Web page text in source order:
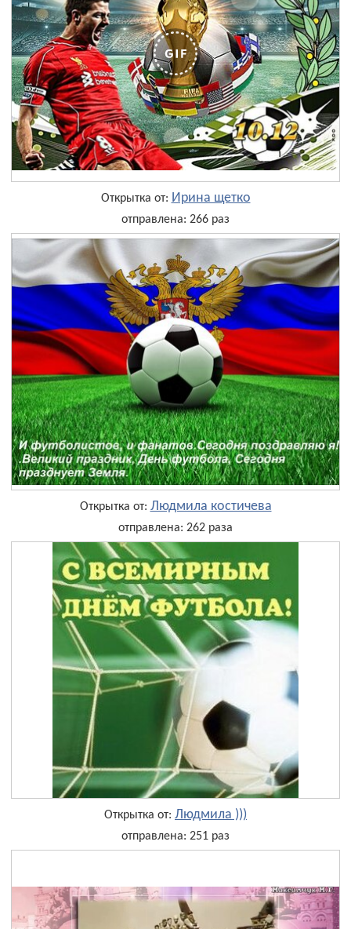
Открытка от: Ирина щетко
отправлена: 266 раз
Открытка от: Людмила костичева
отправлена: 262 раза
Открытка от: Людмила )))
отправлена: 251 раз